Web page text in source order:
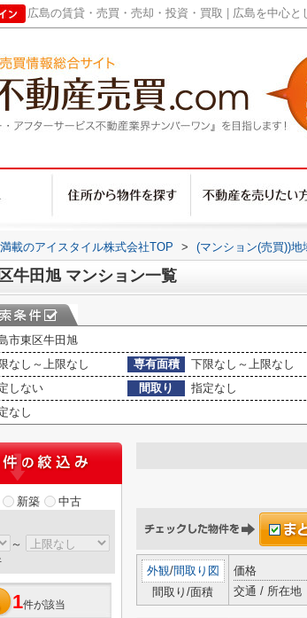
広島の賃貸・売買・売却・投資・買取 | 広島を中心
載のアイスタイル株式会社TOP > (マンション(売買))地
牛田旭 マンション一覧
市東区牛田旭
なし～上限なし 専有面積 下限なし～上限なし
しない 間取り
指定なし
なし
外観/間取り図
間取り/面積
価格
交通 / 所在地
新築
中古
～
1件が該当